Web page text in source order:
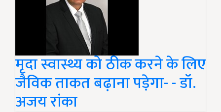
मृदा स्वास्थ्य को ठीक करने के लिए
जैविक ताकत बढ़ाना पड़ेगा- - डॉ.
अजय रांका